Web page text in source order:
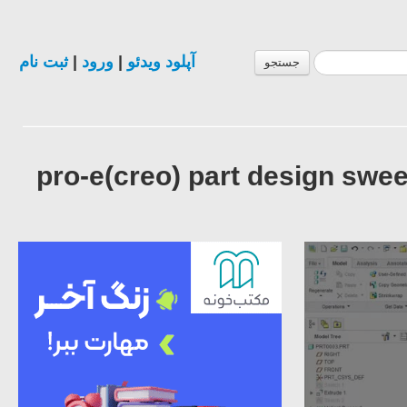
جستجو آپلود ویدئو| ورود| ثبت نام
pro-e(creo) part design